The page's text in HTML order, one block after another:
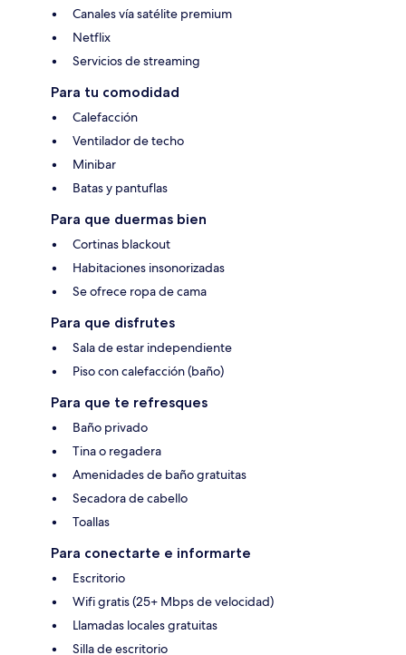
Canales vía satélite premium
Netflix
Servicios de streaming
Para tu comodidad
Calefacción
Ventilador de techo
Minibar
Batas y pantuflas
Para que duermas bien
Cortinas blackout
Habitaciones insonorizadas
Se ofrece ropa de cama
Para que disfrutes
Sala de estar independiente
Piso con calefacción (baño)
Para que te refresques
Baño privado
Tina o regadera
Amenidades de baño gratuitas
Secadora de cabello
Toallas
Para conectarte e informarte
Escritorio
Wifi gratis (25+ Mbps de velocidad)
Llamadas locales gratuitas
Silla de escritorio